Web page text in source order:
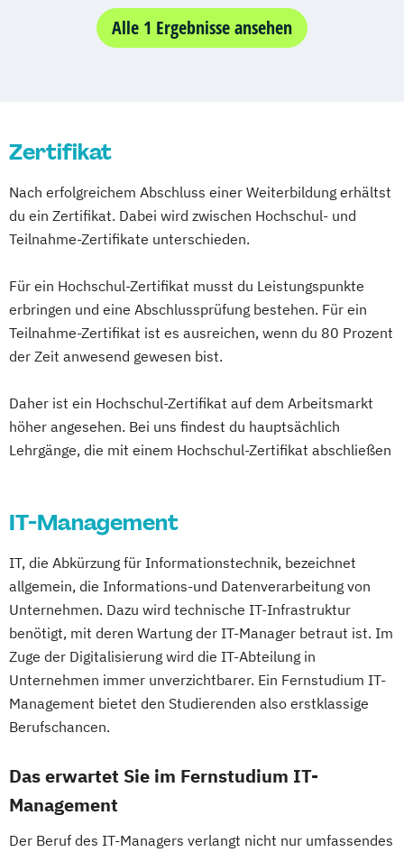
Betriebliches Gesundheitsmanagement
(Expert)
Brand Management
Buchhaltung
Buchhaltung und Bilanzierung
Buchhaltung und Steuerrecht
Börsenmanagement
Börsenpsychologie
Controlling
Controlling und Kostenrechnung
Customer Relationship Management
Eishockey-Management
Eishockey-Management (Internationales)
Europäisches und Internationales
Wirtschaftsrecht
Eventmanagement
Finance and Management
Finanz- und Rechnungswesen
Fitness and Health Care Management
(Expert)
Fitness and Health Care Management
(Professionell)
Fußball-Management (Internationales)
Fußballtraining und -management (Expert)
Alle 1 Ergebnisse ansehen
Zertifikat
Nach erfolgreichem Abschluss einer Weiterbildung erhältst
du ein Zertifikat. Dabei wird zwischen Hochschul- und
Teilnahme-Zertifikate unterschieden.
Für ein Hochschul-Zertifikat musst du Leistungspunkte
erbringen und eine Abschlussprüfung bestehen. Für ein
Teilnahme-Zertifikat ist es ausreichen, wenn du 80 Prozent
der Zeit anwesend gewesen bist.
Daher ist ein Hochschul-Zertifikat auf dem Arbeitsmarkt
höher angesehen. Bei uns findest du hauptsächlich
Lehrgänge, die mit einem Hochschul-Zertifikat abschließen
IT-Management
IT, die Abkürzung für Informationstechnik, bezeichnet
allgemein, die Informations-und Datenverarbeitung von
Unternehmen. Dazu wird technische IT-Infrastruktur
benötigt, mit deren Wartung der IT-Manager betraut ist. Im
Zuge der Digitalisierung wird die IT-Abteilung in
Unternehmen immer unverzichtbarer. Ein Fernstudium IT-
Management bietet den Studierenden also erstklassige
Berufschancen.
Das erwartet Sie im Fernstudium IT-
Management
Der Beruf des IT-Managers verlangt nicht nur umfassendes